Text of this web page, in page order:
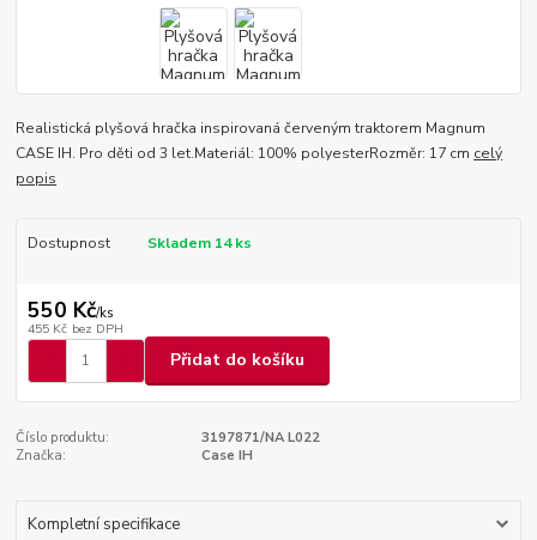
Realistická plyšová hračka inspirovaná červeným traktorem Magnum
CASE IH. Pro děti od 3 let.Materiál: 100% polyesterRozměr: 17 cm celý
popis
Dostupnost Skladem 14 ks
550 Kč/ks
455 Kč bez DPH
Přidat do košíku
Číslo produktu:
3197871/NA L022
Značka:
Case IH
Kompletní specifikace